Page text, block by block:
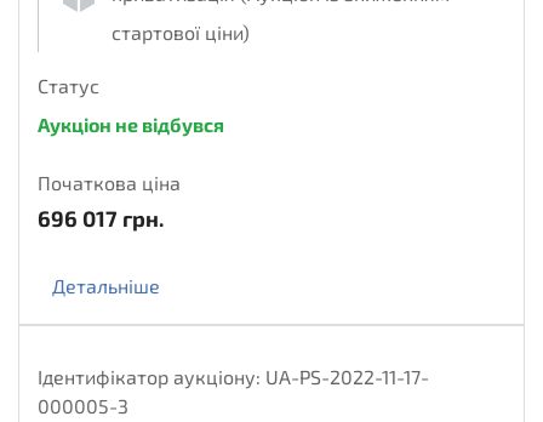
стартової ціни)
Статус
Аукціон не відбувся
Початкова ціна
696 017 грн.
Детальніше
Ідентифікатор аукціону: UA-PS-2022-11-17-
000005-3